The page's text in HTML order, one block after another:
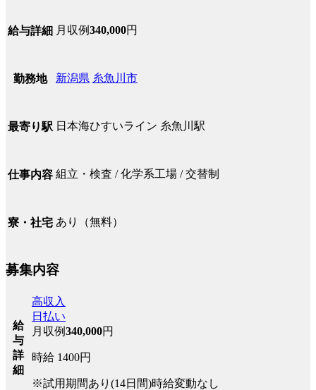
給与詳細 月収例340,000円
勤務地 新潟県 糸魚川市
最寄り駅 日本海ひすいライン 糸魚川駅
仕事内容 組立・検査 / 化学系工場 / 交替制
寮・社宅 あり（無料）
募集内容
給
与
詳
細
高収入
日払い
月収例340,000円
時給 1400円
※試用期間あり(14日間)時給変動なし